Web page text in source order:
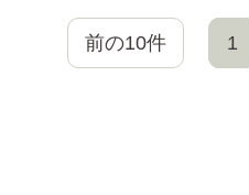
前の10件 1